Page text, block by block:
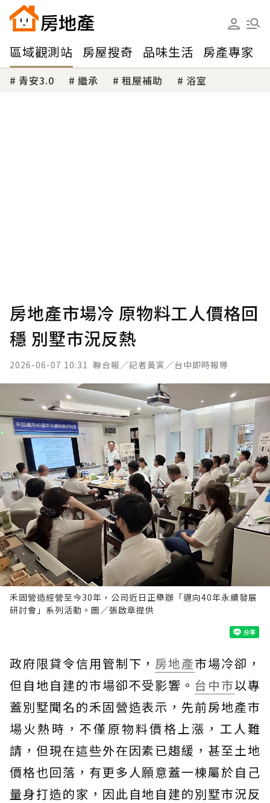
區域觀測站 房屋搜奇 品味生活 房產專家
青安3.0 繼承 租屋補助 浴室
房地產市場冷 原物料工人價格回
穩 別墅市況反熱
2026-06-07 10:31 聯合報／記者黃寅／台中即時報導
禾固營造經營至今30年，公司近日正舉辦「邁向40年永續發展
研討會」系列活動。圖／張啟章提供
政府限貸令信用管制下， 房地產市場冷卻，
但自地自建的市場卻不受影響。 台中市以專
蓋別墅聞名的禾固營造表示，先前房地產市
場火熱時，不僅原物料價格上漲，工人難
請，但現在這些外在因素已趨緩，甚至土地
價格也回落，有更多人願意蓋一棟屬於自己
量身打造的家，因此自地自建的別墅市況反